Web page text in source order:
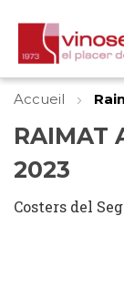
Accueil
RAIMAT
2023
Costers del